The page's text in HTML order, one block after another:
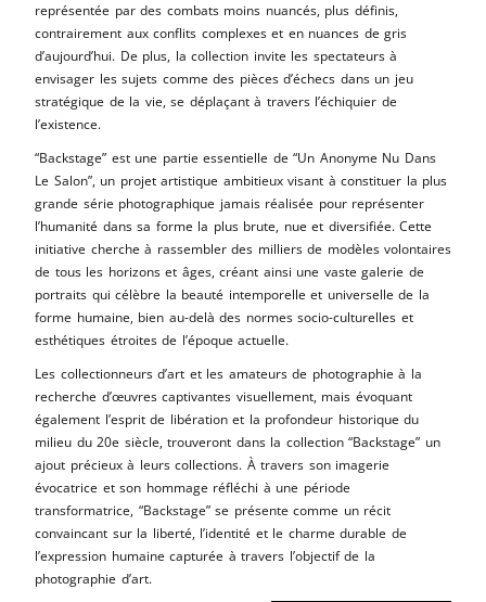
représentée par des combats moins nuancés, plus définis,
contrairement aux conflits complexes et en nuances de gris
d’aujourd’hui. De plus, la collection invite les spectateurs à
envisager les sujets comme des pièces d’échecs dans un jeu
stratégique de la vie, se déplaçant à travers l’échiquier de
l’existence.
“Backstage” est une partie essentielle de “Un Anonyme Nu Dans
Le Salon”, un projet artistique ambitieux visant à constituer la plus
grande série photographique jamais réalisée pour représenter
l’humanité dans sa forme la plus brute, nue et diversifiée. Cette
initiative cherche à rassembler des milliers de modèles volontaires
de tous les horizons et âges, créant ainsi une vaste galerie de
portraits qui célèbre la beauté intemporelle et universelle de la
forme humaine, bien au-delà des normes socio-culturelles et
esthétiques étroites de l’époque actuelle.
Les collectionneurs d’art et les amateurs de photographie à la
recherche d’œuvres captivantes visuellement, mais évoquant
également l’esprit de libération et la profondeur historique du
milieu du 20e siècle, trouveront dans la collection “Backstage” un
ajout précieux à leurs collections. À travers son imagerie
évocatrice et son hommage réfléchi à une période
transformatrice, “Backstage” se présente comme un récit
convaincant sur la liberté, l’identité et le charme durable de
l’expression humaine capturée à travers l’objectif de la
photographie d’art.